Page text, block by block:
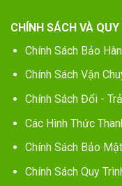
CHÍNH SÁCH VÀ
Chính Sách Bảo
Chính Sách Vận
Chính Sách Đổi -
Các Hình Thức
Chính Sách Bảo Mật
Chính Sách Quy